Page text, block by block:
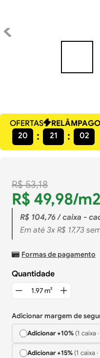
OFERTAS
RELÂMPAGO
20
21 01
R$ 53,18
R$ 49,98/m2
R$ 104,76/ caixa -
Em até 3x R$ 17,73
Formas de pagamento
Quantidade
Adicionar margem de
Adicionar +10%(1 caixa·
Adicionar +15%(1 caixa·